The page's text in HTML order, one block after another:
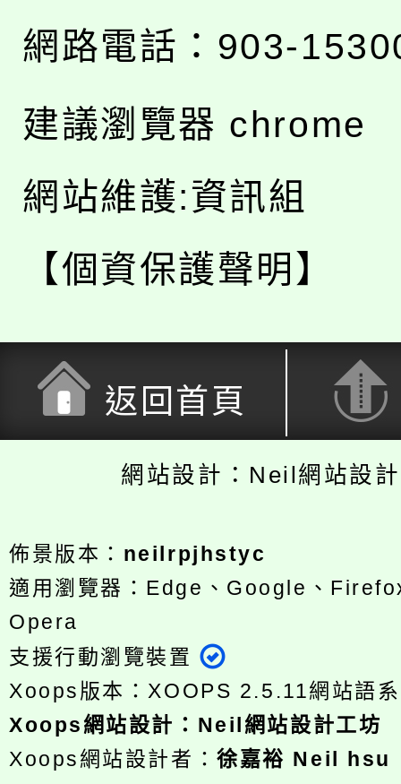
網路電話：903-
建議瀏覽器 chrome
網站維護:資訊組
【個資保護聲明】
返回首頁
網站設計：Neil網站設
佈景版本： neilrpjhstyc
適用瀏覽器：Edge、Google、
Opera
支援行動瀏覽裝置
Xoops版本：XOOPS 2.5.11網站語
Xoops網站設計 ： Neil網站設計工坊
Xoops網站設計者：徐嘉裕 Neil hsu